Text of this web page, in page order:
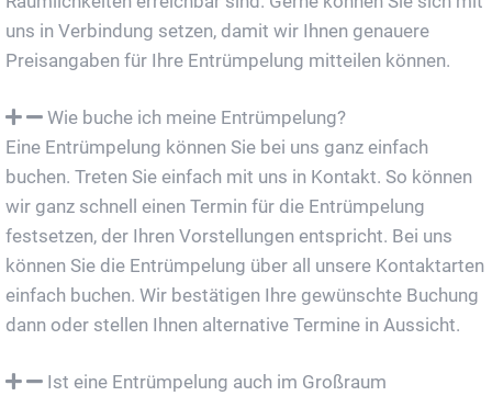
uns in Verbindung setzen, damit wir Ihnen genauere
Preisangaben für Ihre Entrümpelung mitteilen können.
Wie buche ich meine Entrümpelung?
Eine Entrümpelung können Sie bei uns ganz einfach
buchen. Treten Sie einfach mit uns in Kontakt. So können
wir ganz schnell einen Termin für die Entrümpelung
festsetzen, der Ihren Vorstellungen entspricht. Bei uns
können Sie die Entrümpelung über all unsere Kontaktarten
einfach buchen. Wir bestätigen Ihre gewünschte Buchung
dann oder stellen Ihnen alternative Termine in Aussicht.
Ist eine Entrümpelung auch im Großraum